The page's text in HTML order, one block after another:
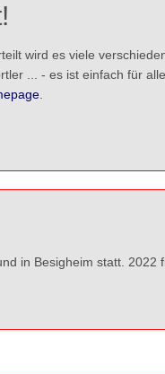
wird es viele
... - es ist einfach für
.
in Besigheim statt. 2022